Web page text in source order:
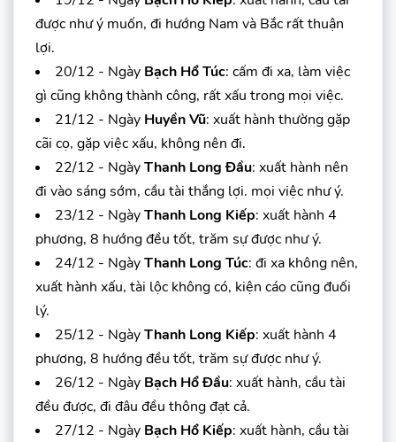
được như ý muốn, đi hướng Nam và Bắc rất thuận
lợi.
20/12 - Ngày Bạch Hổ Túc: cấm đi xa, làm việc
gì cũng không thành công, rất xấu trong mọi việc.
21/12 - Ngày Huyền Vũ: xuất hành thường gặp
cãi cọ, gặp việc xấu, không nên đi.
22/12 - NgàyThanh Long Đầu: xuất hành nên
đi vào sáng sớm, cầu tài thắng lợi. mọi việc như ý.
23/12 - NgàyThanh Long Kiếp: xuất hành 4
phương, 8 hướng đều tốt, trăm sự được như ý.
24/12 - NgàyThanh Long Túc: đi xa không nên,
xuất hành xấu, tài lộc không có, kiện cáo cũng đuối
lý.
25/12 - NgàyThanh Long Kiếp: xuất hành 4
phương, 8 hướng đều tốt, trăm sự được như ý.
26/12 - Ngày Bạch Hổ Đầu: xuất hành, cầu tài
đều được, đi đâu đều thông đạt cả.
27/12 - Ngày Bạch Hổ Kiếp: xuất hành, cầu tài